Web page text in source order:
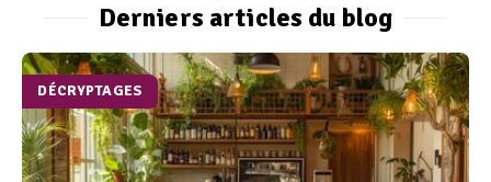
Derniers articles du blog
DÉCRYPTAGES